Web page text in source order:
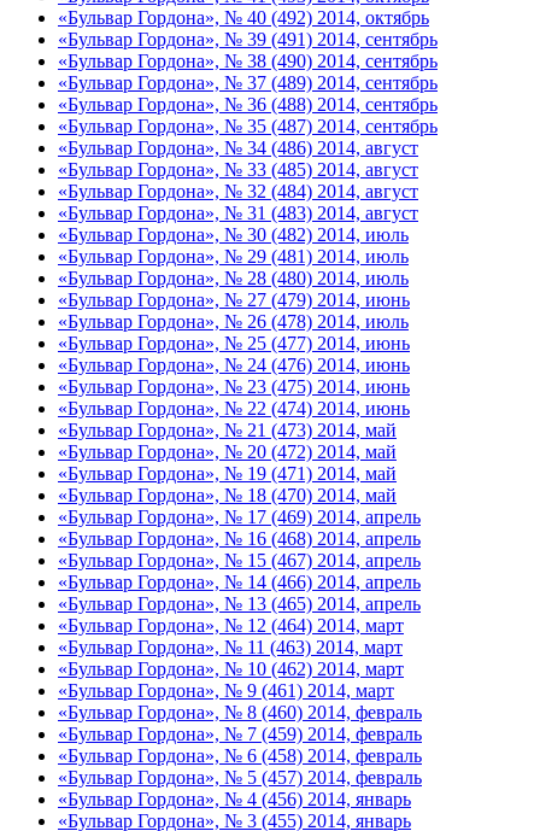
«Бульвар Гордона», № 40 (492) 2014, октябрь
«Бульвар Гордона», № 39 (491) 2014, сентябрь
«Бульвар Гордона», № 38 (490) 2014, сентябрь
«Бульвар Гордона», № 37 (489) 2014, сентябрь
«Бульвар Гордона», № 36 (488) 2014, сентябрь
«Бульвар Гордона», № 35 (487) 2014, сентябрь
«Бульвар Гордона», № 34 (486) 2014, август
«Бульвар Гордона», № 33 (485) 2014, август
«Бульвар Гордона», № 32 (484) 2014, август
«Бульвар Гордона», № 31 (483) 2014, август
«Бульвар Гордона», № 30 (482) 2014, июль
«Бульвар Гордона», № 29 (481) 2014, июль
«Бульвар Гордона», № 28 (480) 2014, июль
«Бульвар Гордона», № 27 (479) 2014, июнь
«Бульвар Гордона», № 26 (478) 2014, июль
«Бульвар Гордона», № 25 (477) 2014, июнь
«Бульвар Гордона», № 24 (476) 2014, июнь
«Бульвар Гордона», № 23 (475) 2014, июнь
«Бульвар Гордона», № 22 (474) 2014, июнь
«Бульвар Гордона», № 21 (473) 2014, май
«Бульвар Гордона», № 20 (472) 2014, май
«Бульвар Гордона», № 19 (471) 2014, май
«Бульвар Гордона», № 18 (470) 2014, май
«Бульвар Гордона», № 17 (469) 2014, апрель
«Бульвар Гордона», № 16 (468) 2014, апрель
«Бульвар Гордона», № 15 (467) 2014, апрель
«Бульвар Гордона», № 14 (466) 2014, апрель
«Бульвар Гордона», № 13 (465) 2014, апрель
«Бульвар Гордона», № 12 (464) 2014, март
«Бульвар Гордона», № 11 (463) 2014, март
«Бульвар Гордона», № 10 (462) 2014, март
«Бульвар Гордона», № 9 (461) 2014, март
«Бульвар Гордона», № 8 (460) 2014, февраль
«Бульвар Гордона», № 7 (459) 2014, февраль
«Бульвар Гордона», № 6 (458) 2014, февраль
«Бульвар Гордона», № 5 (457) 2014, февраль
«Бульвар Гордона», № 4 (456) 2014, январь
«Бульвар Гордона», № 3 (455) 2014, январь